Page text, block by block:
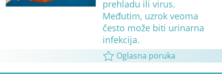
prehladu ili virus.
Međutim, uzrok veoma
često može biti urinarna
infekcija.
Oglasna poruka